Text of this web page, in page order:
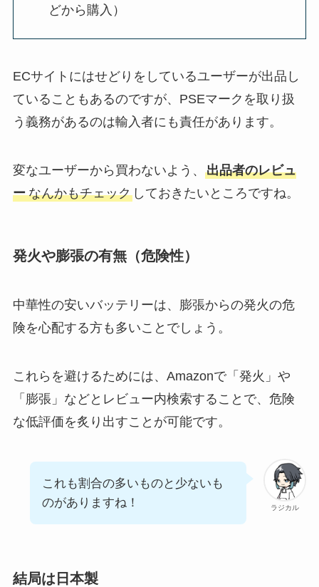
どから購入）
ECサイトにはせどりをしているユーザーが出品し
ていることもあるのですが、PSEマークを取り扱
う義務があるのは輸入者にも責任があります。
変なユーザーから買わないよう、 出品者のレビュ
ー なんかもチェックしておきたいところですね。
発火や膨張の有無（危険性）
中華性の安いバッテリーは、膨張からの発火の危
険を心配する方も多いことでしょう。
これらを避けるためには、Amazonで「発火」や
「膨張」などとレビュー内検索することで、危険
な低評価を炙り出すことが可能です。
ラジカル
これも割合の多いものと少ないも
のがありますね！
結局は日本製